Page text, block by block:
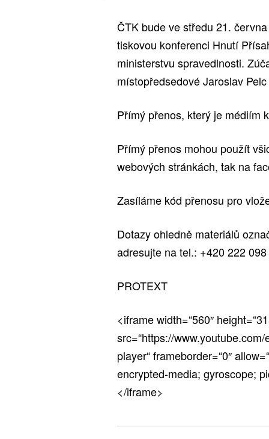
ČTK bude ve středu 21.
tiskovou konferenci Hnutí
ministerstvu spravedlnosti.
místopředsedové Jaroslav
Přímý přenos, který je médiím
Přímý přenos mohou použít
webových stránkách, tak na
Zasíláme kód přenosu pro
Dotazy ohledně materiálů
adresujte na tel.: +420 222
PROTEXT
<iframe width=“560″
src=“https://
player“ frameborder=“0″
encrypted-media; gyroscope;
</iframe>